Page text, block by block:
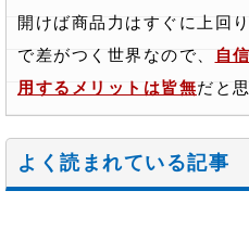
開けば商品力はすぐに上回
で差がつく世界なので、
自
用するメリットは皆無だと
よく読まれている記事